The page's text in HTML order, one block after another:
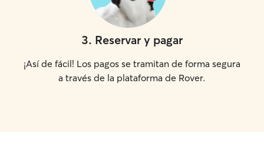
3. Reservar y pagar
¡Así de fácil! Los pagos se tramitan de forma segura
a través de la plataforma de Rover.